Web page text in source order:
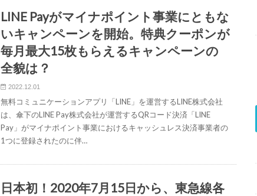
LINE Payがマイナポイント事業にともな
いキャンペーンを開始。特典クーポンが
毎月最大15枚もらえるキャンペーンの
全貌は？
2022.12.01
無料コミュニケーションアプリ「LINE」を運営するLINE株式会社
は、傘下のLINE Pay株式会社が運営するQRコード決済「LINE
Pay」がマイナポイント事業におけるキャッシュレス決済事業者の
1つに登録されたのに伴…
日本初！2020年7月15日から、東急線各